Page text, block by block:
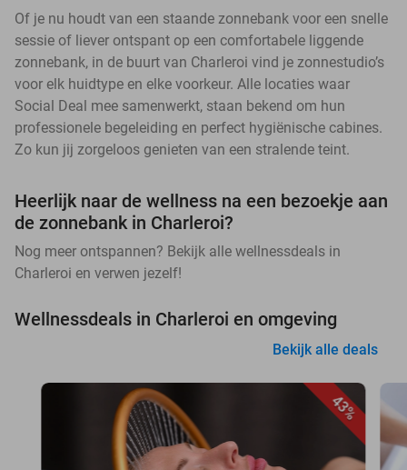
Of je nu houdt van een staande zonnebank voor een snelle
sessie of liever ontspant op een comfortabele liggende
zonnebank, in de buurt van Charleroi vind je zonnestudio’s
voor elk huidtype en elke voorkeur. Alle locaties waar
Social Deal mee samenwerkt, staan bekend om hun
professionele begeleiding en perfect hygiënische cabines.
Zo kun jij zorgeloos genieten van een stralende teint.
Heerlijk naar de wellness na een bezoekje aan
de zonnebank in Charleroi?
Nog meer ontspannen? Bekijk alle wellnessdeals in
Charleroi en verwen jezelf!
Wellnessdeals in Charleroi en omgeving
Bekijk alle deals
43%